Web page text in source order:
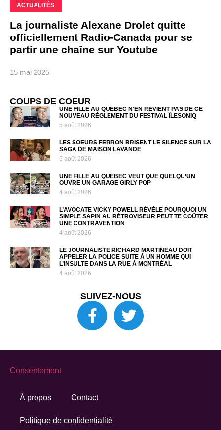
ACTUALITÉS
La journaliste Alexane Drolet quitte
officiellement Radio-Canada pour se
partir une chaîne sur Youtube
15 mai 2025
COUPS DE COEUR
UNE FILLE AU QUÉBEC N’EN REVIENT PAS DE CE
NOUVEAU RÈGLEMENT DU FESTIVAL ÎLESONIQ
5 août 2026
LES SOEURS FERRON BRISENT LE SILENCE SUR LA
SAGA DE MAISON LAVANDE
5 août 2026
UNE FILLE AU QUÉBEC VEUT QUE QUELQU’UN
OUVRE UN GARAGE GIRLY POP
4 août 2026
L’AVOCATE VICKY POWELL RÉVÈLE POURQUOI UN
SIMPLE SAPIN AU RÉTROVISEUR PEUT TE COÛTER
UNE CONTRAVENTION
4 août 2026
LE JOURNALISTE RICHARD MARTINEAU DOIT
APPELER LA POLICE SUITE À UN HOMME QUI
L’INSULTE DANS LA RUE À MONTRÉAL
4 août 2026
SUIVEZ-NOUS
À propos Contact
Politique de confidentialité
Consentement